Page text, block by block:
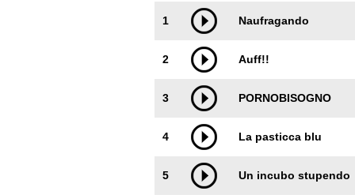
1 Naufragando
2 Auff!!
3 PORNOBISOGNO
4 La pasticca blu
5 Un incubo stupendo